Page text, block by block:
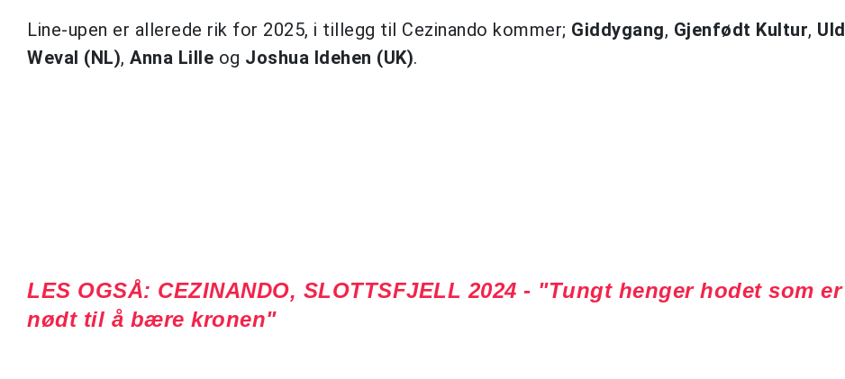
Line-upen er allerede rik for 2025, i tillegg til Cezinando kommer; Giddygang, Gjenfødt Kultur, Uld
Weval (NL), Anna Lille og Joshua Idehen (UK).
LES OGSÅ: CEZINANDO, SLOTTSFJELL 2024 - "Tungt henger hodet som er
nødt til å bære kronen"